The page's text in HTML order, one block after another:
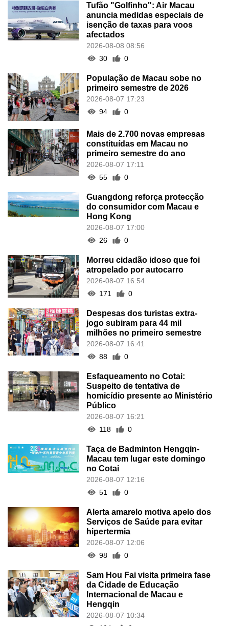
Tufão "Golfinho": Air Macau
anuncia medidas especiais de
isenção de taxas para voos
afectados
2026-08-08 08:56
30
0
População de Macau sobe no
primeiro semestre de 2026
2026-08-07 17:23
94
0
Mais de 2.700 novas empresas
constituídas em Macau no
primeiro semestre do ano
2026-08-07 17:11
55
0
Guangdong reforça protecção
do consumidor com Macau e
Hong Kong
2026-08-07 17:00
26
0
Morreu cidadão idoso que foi
atropelado por autocarro
2026-08-07 16:54
171
0
Despesas dos turistas extra-
jogo subiram para 44 mil
milhões no primeiro semestre
2026-08-07 16:41
88
0
Esfaqueamento no Cotai:
Suspeito de tentativa de
homicídio presente ao Ministério
Público
2026-08-07 16:21
118
0
Taça de Badminton Hengqin-
Macau tem lugar este domingo
no Cotai
2026-08-07 12:16
51
0
Alerta amarelo motiva apelo dos
Serviços de Saúde para evitar
hipertermia
2026-08-07 12:06
98
0
Sam Hou Fai visita primeira fase
da Cidade de Educação
Internacional de Macau e
Hengqin
2026-08-07 10:34